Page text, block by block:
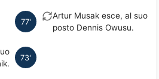
77'
Artur Musak esce, al suo
posto Dennis Owusu.
73'